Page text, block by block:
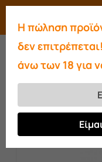
Skip
main
contentΑρχική σελίδα
μεταφοράς
Η πώληση
δεν
άνω των 18 για